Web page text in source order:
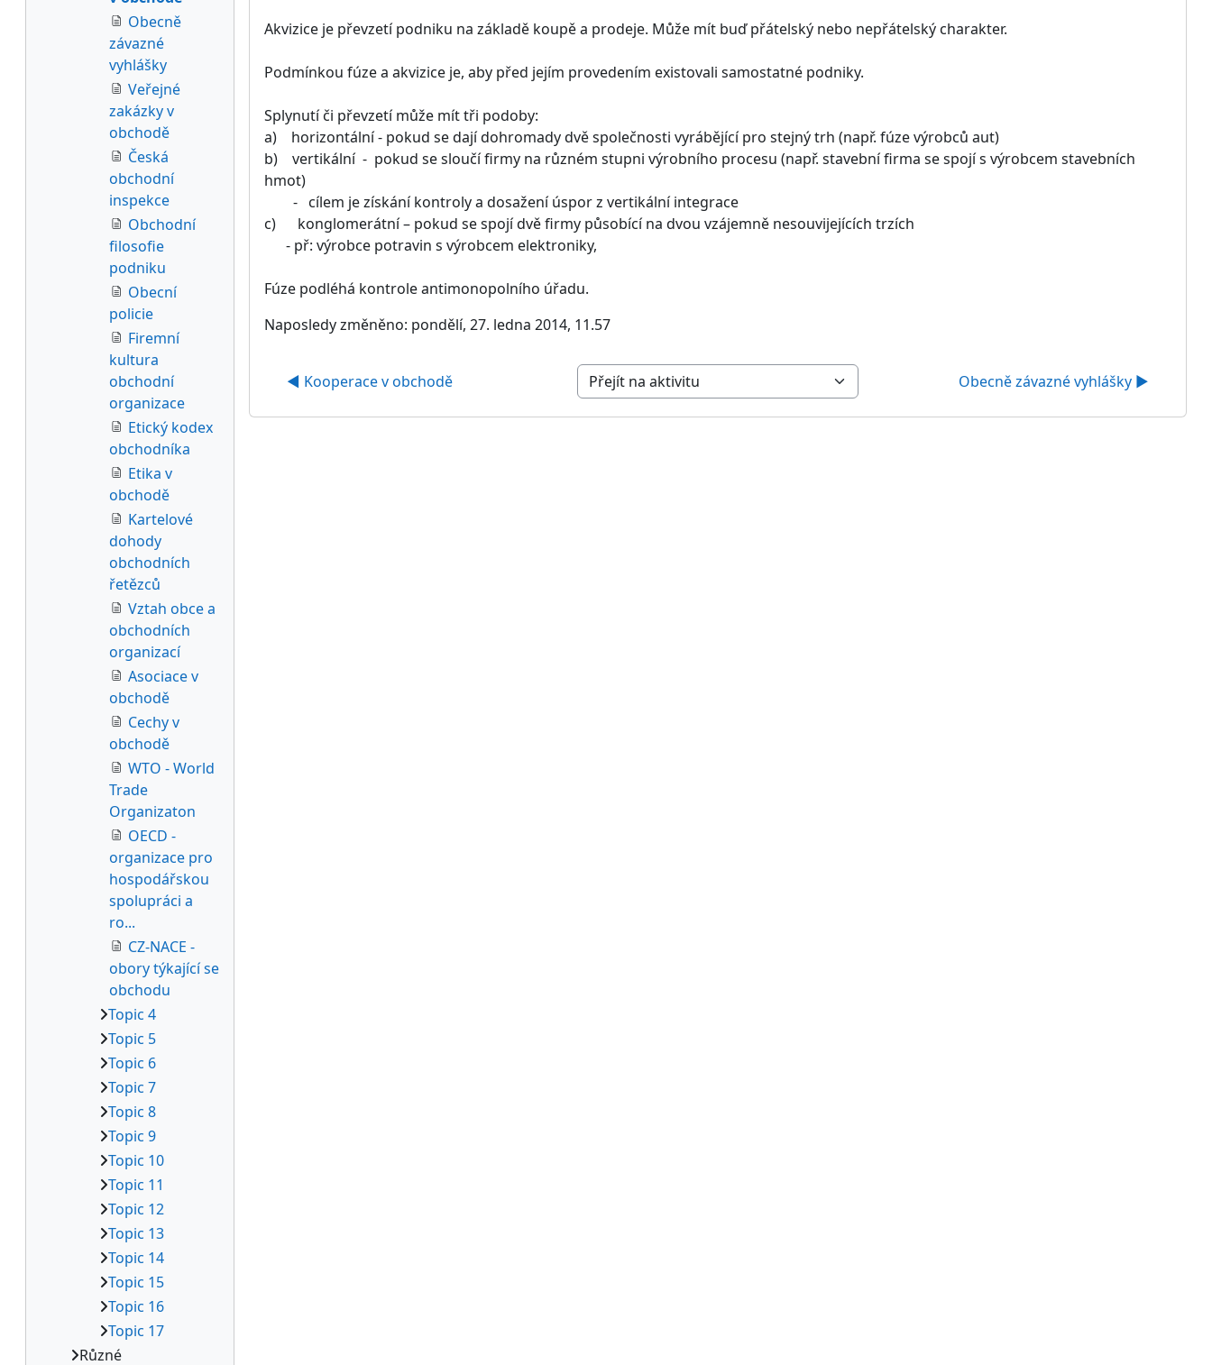
Akvizice je převzetí podniku na základě koupě a prodeje. Může mít buď přátelský nebo nepřátelský charakter.
Podmínkou fúze a akvizice je, aby před jejím provedením existovali samostatné podniky.
Splynutí či převzetí může mít tři podoby:
a) horizontální - pokud se dají dohromady dvě společnosti vyrábějící pro stejný trh (např. fúze výrobců aut)
b) vertikální - pokud se sloučí firmy na různém stupni výrobního procesu (např. stavební firma se spojí s výrobcem stavebních
hmot)
- cílem je získání kontroly a dosažení úspor z vertikální integrace
c) konglomerátní – pokud se spojí dvě firmy působící na dvou vzájemně nesouvijejících trzích
- př: výrobce potravin s výrobcem elektroniky,
Fúze podléhá kontrole antimonopolního úřadu.
Naposledy změněno: pondělí, 27. ledna 2014, 11.57
◀︎ Kooperace v obchodě Přejít na aktivitu Obecně závazné vyhlášky ▶︎
Obecně
závazné
vyhlášky
Veřejné
zakázky v
obchodě
Česká
obchodní
inspekce
Obchodní
filosofie
podniku
Obecní
policie
Firemní
kultura
obchodní
organizace
Etický kodex
obchodníka
Etika v
obchodě
Kartelové
dohody
obchodních
řetězců
Vztah obce a
obchodních
organizací
Asociace v
obchodě
Cechy v
obchodě
WTO - World
Trade
Organizaton
OECD -
organizace pro
hospodářskou
spolupráci a
ro...
CZ-NACE -
obory týkající se
obchodu
Topic 4
Topic 5
Topic 6
Topic 7
Topic 8
Topic 9
Topic 10
Topic 11
Topic 12
Topic 13
Topic 14
Topic 15
Topic 16
Topic 17
Různé